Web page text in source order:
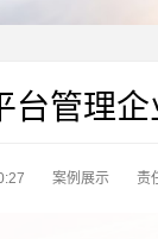
台管理
案例展示 责